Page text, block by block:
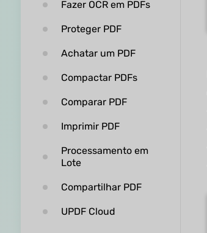
Fazer OCR em PDFs
Proteger PDF
Achatar um PDF
Compactar PDFs
Comparar PDF
Imprimir PDF
Processamento em
Lote
Compartilhar PDF
UPDF Cloud